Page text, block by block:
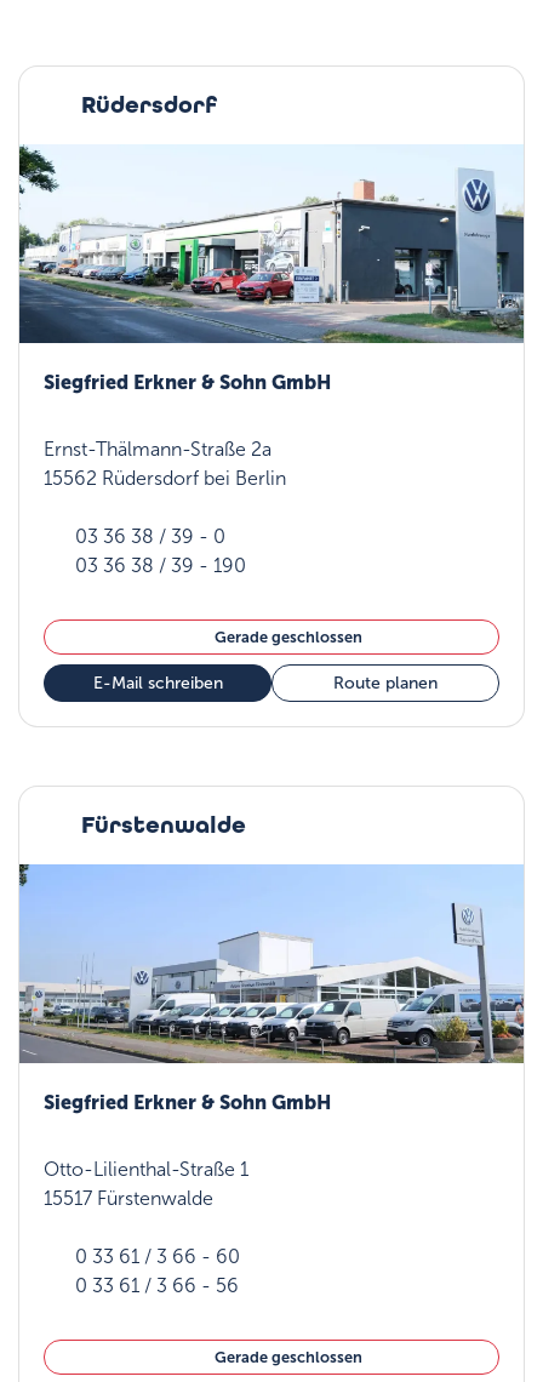
Rüdersdorf
Siegfried Erkner & Sohn GmbH
Ernst-Thälmann-Straße 2a
15562 Rüdersdorf bei Berlin
03 36 38 / 39 - 0
03 36 38 / 39 - 190
Gerade geschlossen
E-Mail schreiben Route planen
Fürstenwalde
Siegfried Erkner & Sohn GmbH
Otto-Lilienthal-Straße 1
15517 Fürstenwalde
0 33 61 / 3 66 - 60
0 33 61 / 3 66 - 56
Gerade geschlossen